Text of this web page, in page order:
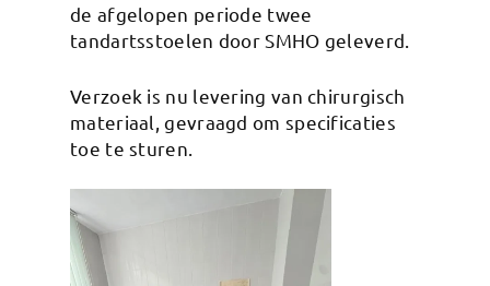
de afgelopen periode twee
tandartsstoelen door SMHO geleverd.
Verzoek is nu levering van chirurgisch
materiaal, gevraagd om specificaties
toe te sturen.